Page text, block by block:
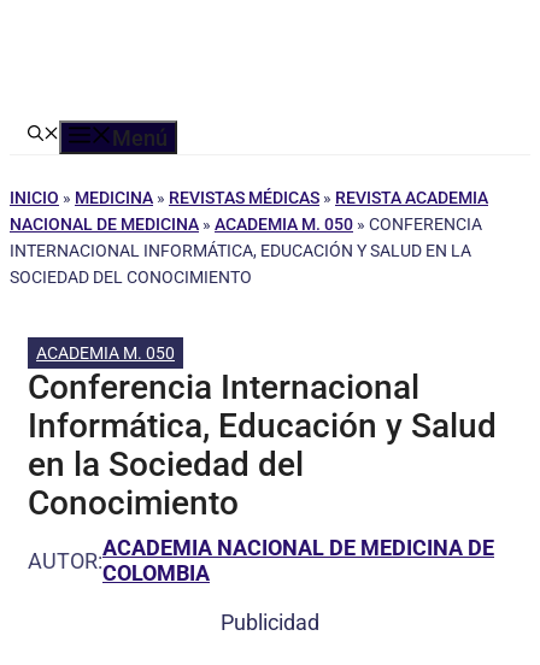
Menú
INICIO » MEDICINA » REVISTAS MÉDICAS » REVISTA ACADEMIA
NACIONAL DE MEDICINA » ACADEMIA M. 050 » CONFERENCIA
INTERNACIONAL INFORMÁTICA, EDUCACIÓN Y SALUD EN LA
SOCIEDAD DEL CONOCIMIENTO
ACADEMIA M. 050
Conferencia Internacional
Informática, Educación y Salud
en la Sociedad del
Conocimiento
AUTOR:ACADEMIA NACIONAL DE MEDICINA DE
COLOMBIA
Publicidad